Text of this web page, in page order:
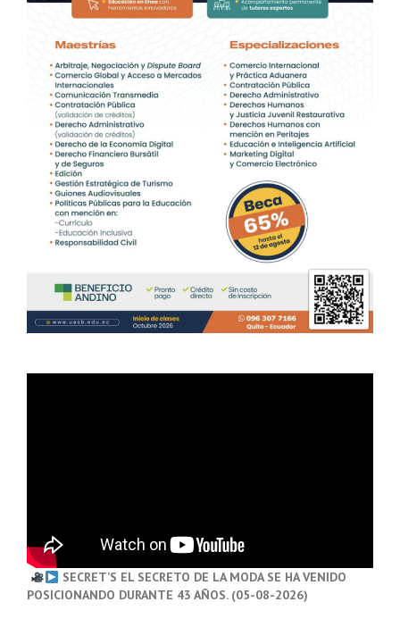
SECRET’S EL SECRETO DE LA MODA SE HA VENIDO
POSICIONANDO DURANTE 43 AÑOS. (05-08-2026)